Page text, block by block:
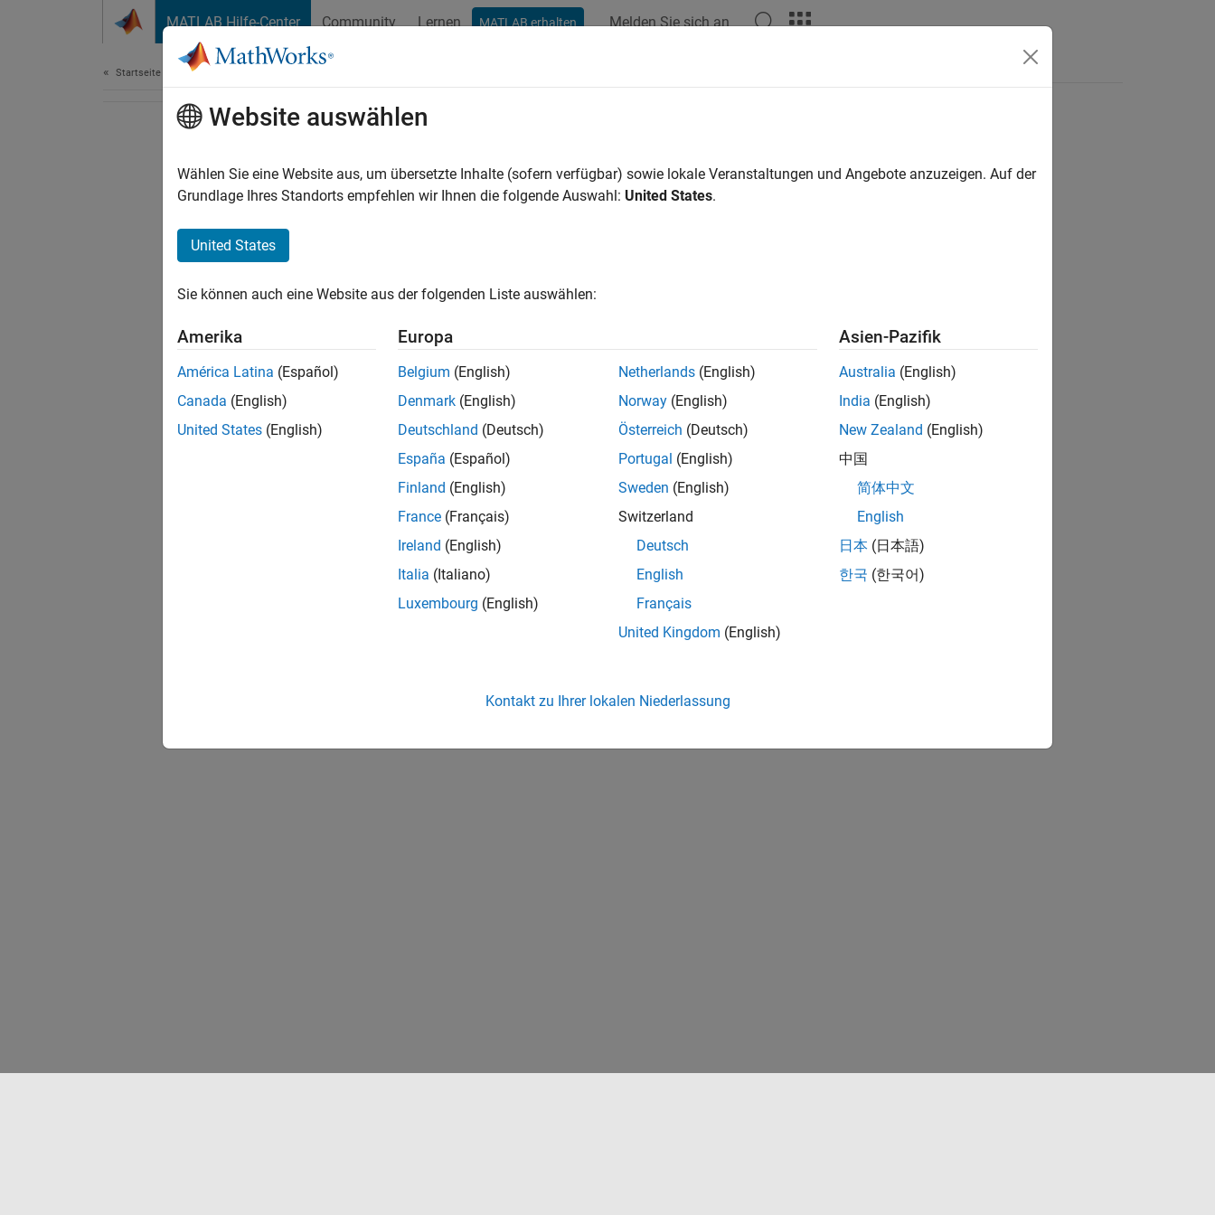
MATLAB Hilfe-Center Community Lernen MATLAB erhalten Melden Sie sich an
Startseite der Dokumentation
How useful was this information?
Website auswählen
Wählen Sie eine Website aus, um übersetzte Inhalte (sofern verfügbar) sowie lokale Veranstaltungen und Angebote anzuzeigen. Auf der
Grundlage Ihres Standorts empfehlen wir Ihnen die folgende Auswahl: United States.
United States
Sie können auch eine Website aus der folgenden Liste auswählen:
Amerika
América Latina (Español)
Canada (English)
United States (English)
Europa
Belgium (English)
Denmark (English)
Deutschland (Deutsch)
España (Español)
Finland (English)
France (Français)
Ireland (English)
Italia (Italiano)
Luxembourg (English)
Netherlands (English)
Norway (English)
Österreich (Deutsch)
Portugal (English)
Sweden (English)
Switzerland
Deutsch
English
Français
United Kingdom (English)
Asien-Pazifik
Australia (English)
India (English)
New Zealand (English)
中国
简体中文
English
日本 (日本語)
한국 (한국어)
Kontakt zu Ihrer lokalen Niederlassung